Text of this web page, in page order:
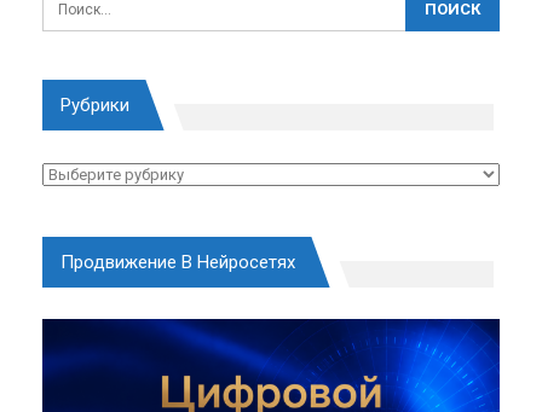
Рубрики
Рубрики
Продвижение В Нейросетях